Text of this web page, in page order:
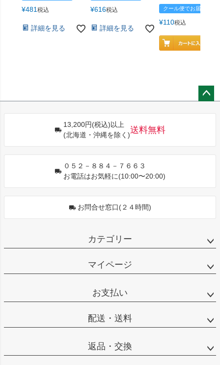
¥481税込
詳細を見る
¥616税込
詳細を見る
クール便でお届け
¥110税込
13,200円(税込)以上
(北海道・沖縄を除く)
送料無料
０５２－８８４－７６６３
お電話はお気軽に(10:00〜20:00)
お問合せ窓口(２４時間)
カテゴリー
マイページ
お支払い
配送・送料
返品・交換